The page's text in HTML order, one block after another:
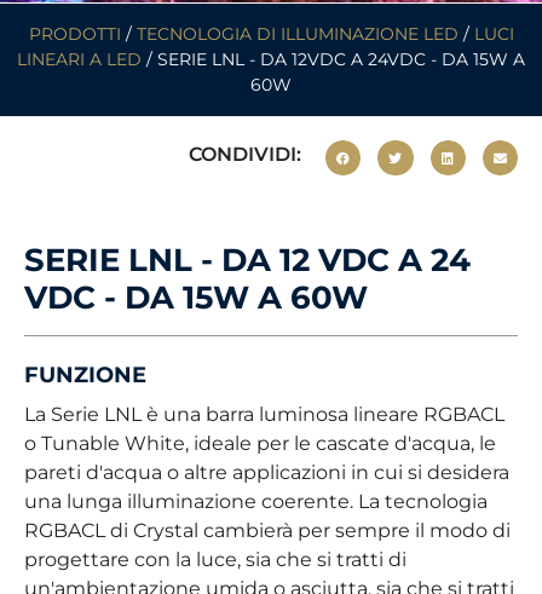
PRODOTTI / TECNOLOGIA DI ILLUMINAZIONE LED / LUCI
LINEARI A LED / SERIE LNL - DA 12VDC A 24VDC - DA 15W A
60W
CONDIVIDI:
SERIE LNL - DA 12 VDC A 24
VDC - DA 15W A 60W
FUNZIONE
La Serie LNL è una barra luminosa lineare RGBACL
o Tunable White, ideale per le cascate d'acqua, le
pareti d'acqua o altre applicazioni in cui si desidera
una lunga illuminazione coerente. La tecnologia
RGBACL di Crystal cambierà per sempre il modo di
progettare con la luce, sia che si tratti di
un'ambientazione umida o asciutta, sia che si tratti